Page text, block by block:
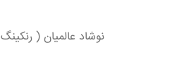
نوشاد عالمیان ( رنکینگ ۸۲ جهان) صفر - لین شیدونگ ( رنکینگ ۲ جهان) ۳